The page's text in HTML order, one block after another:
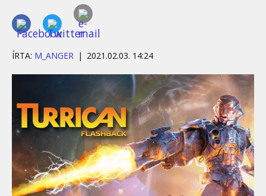
ÍRTA: M_ANGER 2021.02.03. 14:24